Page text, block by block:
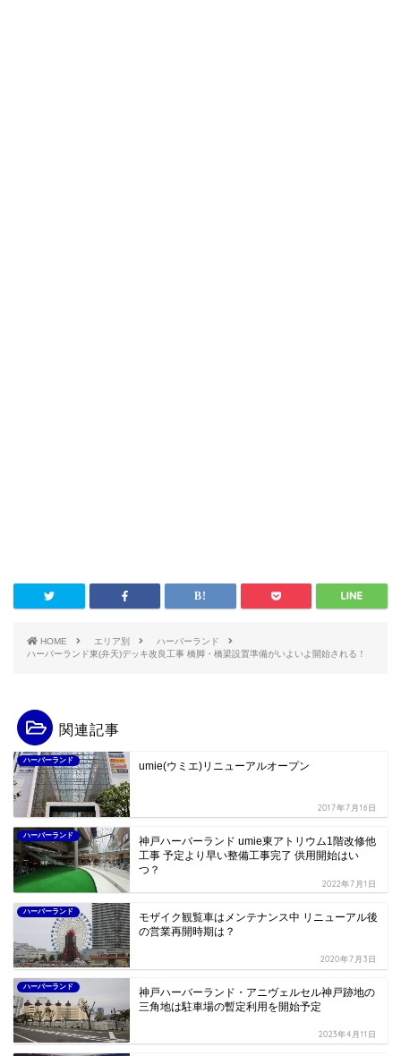
HOME エリア別
ハーバーランド
ハーバーランド東(弁天)デッキ改良工事 橋脚・橋梁設置準備がいよいよ開始される！
関連記事
ハーバーランド umie(ウミエ)リニューアルオープン
2017年7月16日
ハーバーランド
神戸ハーバーランド umie東アトリウム1階改修他
工事 予定より早い整備工事完了 供用開始はい
つ？
2022年7月1日
ハーバーランド
モザイク観覧車はメンテナンス中 リニューアル後
の営業再開時期は？
2020年7月3日
ハーバーランド
神戸ハーバーランド・アニヴェルセル神戸跡地の
三角地は駐車場の暫定利用を開始予定
2023年4月11日